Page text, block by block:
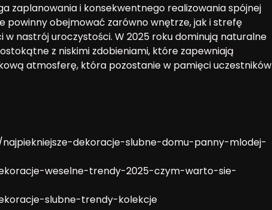
zaplanowania i konsekwentnego realizowania spójnej
powinny obejmować zarówno wnętrze, jak i strefę
nastrój uroczystości. W 2025 roku dominują naturalne
z niskimi zdobieniami, które zapewniają
atmosferę, która pozostanie w pamięci uczestników
dekoracje-slubne-domu-panny-mlodej-
weselne-trendy-2025-czym-warto-sie-
slubne-trendy-kolekcje